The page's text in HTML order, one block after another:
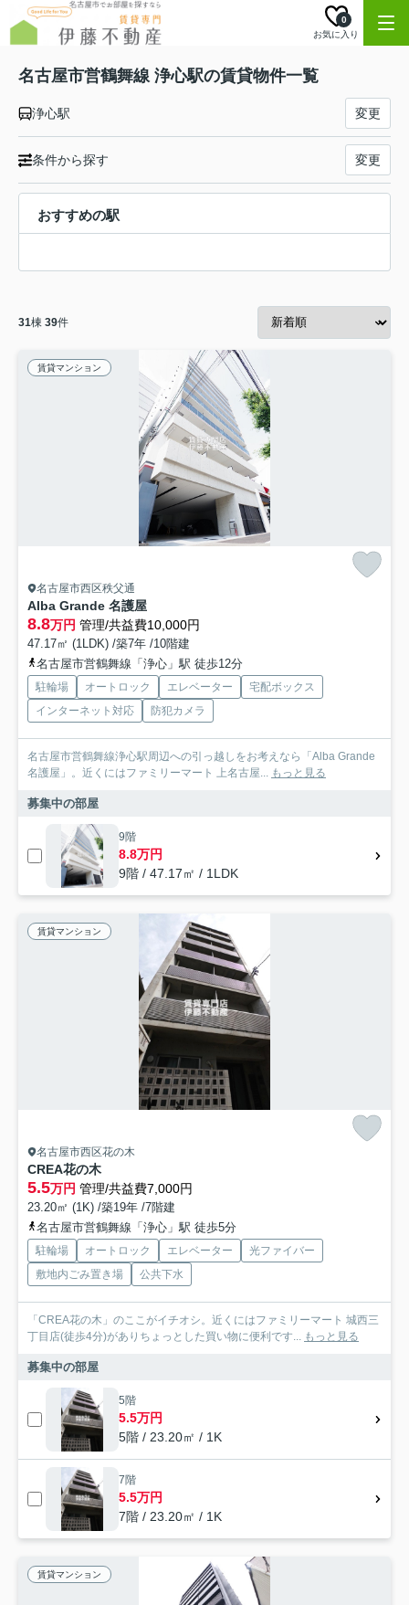
お気に入り
0
名古屋市営鶴舞線 浄心駅の賃貸物件一覧
浄心駅 変更
条件から探す 変更
おすすめの駅
31棟 39件
賃貸マンション
名古屋市西区秩父通
Alba Grande 名護屋
8.8万円 管理/共益費10,000円
47.17㎡ (1LDK) /築7年 /10階建
名古屋市営鶴舞線「浄心」駅 徒歩12分
駐輪場 オートロック エレベーター
宅配ボックス
インターネット対応
防犯カメラ
名古屋市営鶴舞線浄心駅周辺への引っ越しをお考えなら「Alba Grande
名護屋」。近くにはファミリーマート 上名古屋... もっと見る
募集中の部屋
9階
8.8万円
9階 / 47.17㎡ / 1LDK
賃貸マンション
名古屋市西区花の木
CREA花の木
5.5万円 管理/共益費7,000円
23.20㎡ (1K) /築19年 /7階建
名古屋市営鶴舞線「浄心」駅 徒歩5分
駐輪場 オートロック エレベーター
光ファイバー
敷地内ごみ置き場
公共下水
「CREA花の木」のここがイチオシ。近くにはファミリーマート 城西三
丁目店(徒歩4分)がありちょっとした買い物に便利です... もっと見る
募集中の部屋
5階
5.5万円
5階 / 23.20㎡ / 1K
7階
5.5万円
7階 / 23.20㎡ / 1K
賃貸マンション